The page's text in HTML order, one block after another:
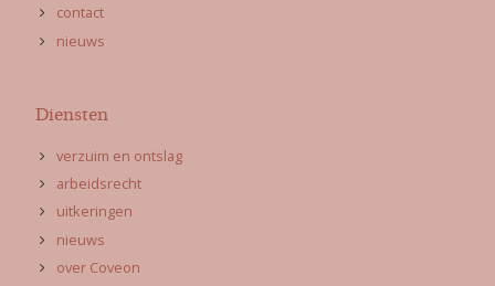
contact
nieuws
Diensten
verzuim en ontslag
arbeidsrecht
uitkeringen
nieuws
over Coveon